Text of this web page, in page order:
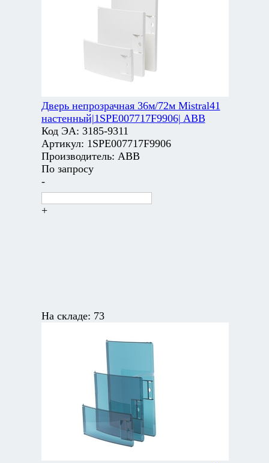
Дверь непрозрачная 36м/72м Mistral41
настенный|1SPE007717F9906| ABB
Код ЭА: 3185-9311
Артикул: 1SPE007717F9906
Производитель: ABB
По запросу
-
+
На складе: 73